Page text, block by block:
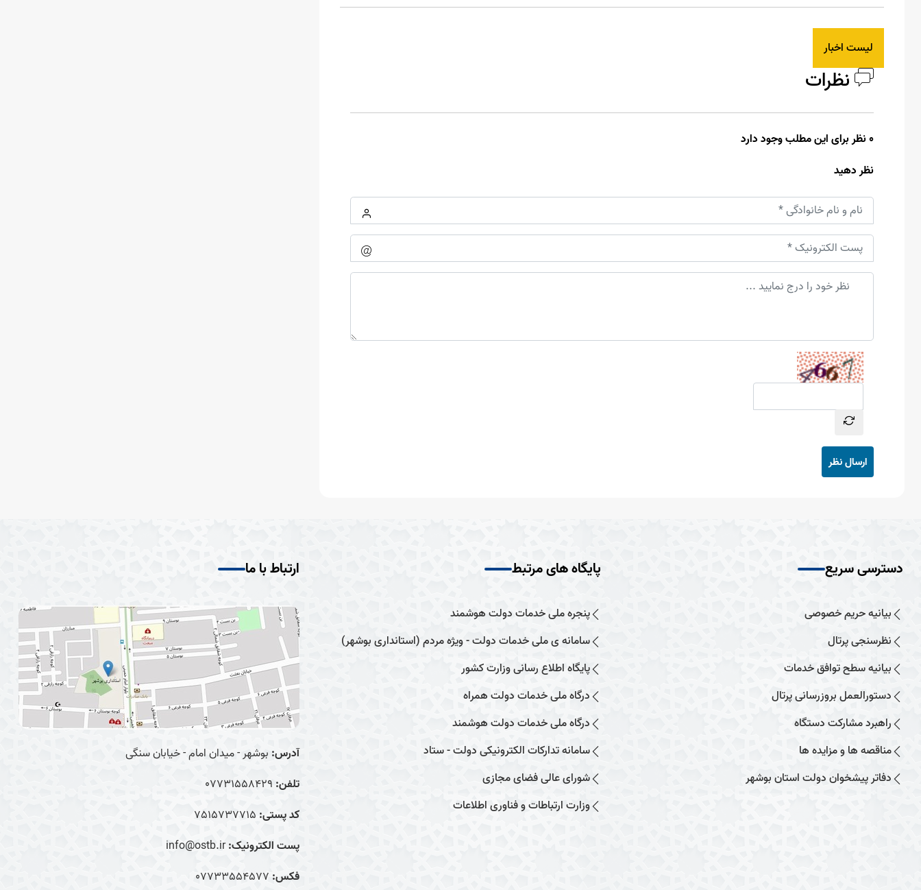
لیست اخبار
نظرات
0 نظر برای این مطلب وجود دارد
نظر دهید
ارسال نظر
دسترسی سریع
بیانیه حریم خصوصی
نظرسنجی پرتال
بیانیه سطح توافق خدمات
دستورالعمل بروزرسانی پرتال
راهبرد مشارکت دستگاه
مناقصه ها و مزایده ها
دفاتر پیشخوان دولت استان بوشهر
پایگاه های مرتبط
پنجره ملی خدمات دولت هوشمند
سامانه ی ملی خدمات دولت - ویژه مردم (استانداری بوشهر)
پایگاه اطلاع رسانی وزارت کشور
درگاه ملی خدمات دولت همراه
درگاه ملی خدمات دولت هوشمند
سامانه تدارکات الکترونیکی دولت - ستاد
شورای عالی فضای مجازی
وزارت ارتباطات و فناوری اطلاعات
ارتباط با ما
آدرس: بوشهر - میدان امام - خیابان سنگی
تلفن: 07731558429
کد پستی: 7515737715
پست الکترونیک:info@ostb.ir
فکس: 07733554577